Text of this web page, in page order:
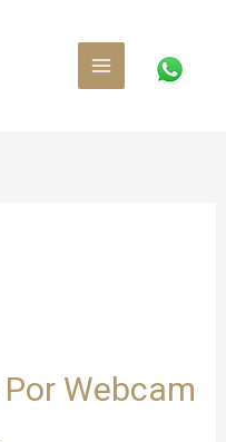
Webcam